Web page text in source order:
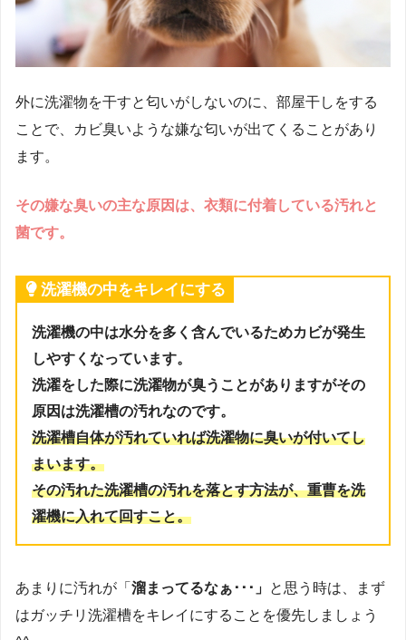
外に洗濯物を干すと匂いがしないのに、部屋干しをする
ことで、カビ臭いような嫌な匂いが出てくることがあり
ます。
その嫌な臭いの主な原因は、衣類に付着している汚れと
菌です。
洗濯機の中をキレイにする
洗濯機の中は水分を多く含んでいるためカビが発生
しやすくなっています。
洗濯をした際に洗濯物が臭うことがありますがその
原因は洗濯槽の汚れなのです。
洗濯槽自体が汚れていれば洗濯物に臭いが付いてし
まいます。
その汚れた洗濯槽の汚れを落とす方法が、重曹を洗
濯機に入れて回すこと。
あまりに汚れが「 溜まってるなぁ･･･」 と思う時は、まず
はガッチリ洗濯槽をキレイにすることを優先しましょう